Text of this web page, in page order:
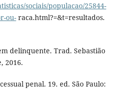
sociais/populacao/25844-
ou-raca.html?=&t=resultados.
delinquente. Trad. Sebastião
2016.
penal. 19. ed. São Paulo: